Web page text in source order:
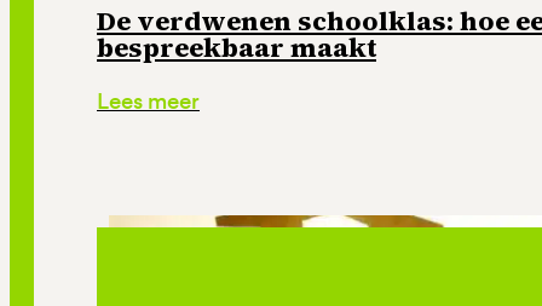
De verdwenen schoolklas: hoe
bespreekbaar maakt
Lees meer